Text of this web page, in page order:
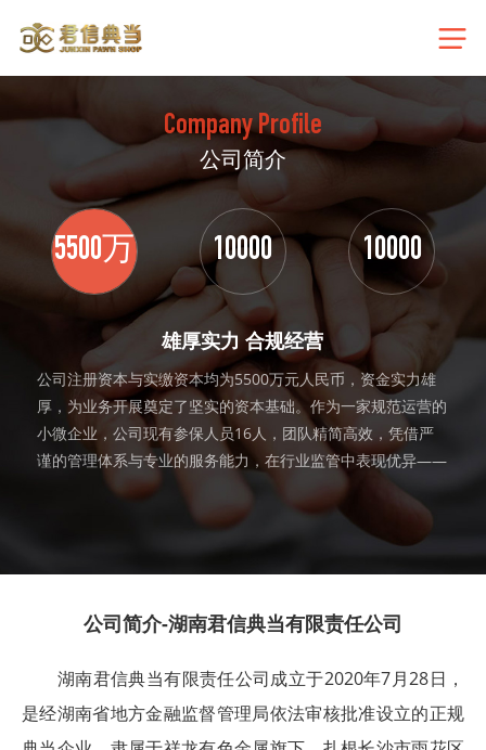
Company Profile
公司简介
5500万 10000 10000
雄厚实力 合规经营
公司注册资本与实缴资本均为5500万元人民币，资金实力雄
厚，为业务开展奠定了坚实的资本基础。作为一家规范运营的
小微企业，公司现有参保人员16人，团队精简高效，凭借严
谨的管理体系与专业的服务能力，在行业监管中表现优异——
2023年度通过湖南省典当行分类监管评级暨年审，获评A类企
业，跻身全省优质典当行行列，充分彰显了监管部门对公司合
规经营、风险管控能力的高度认可。公司已完成网站备案(湘
公司简介-湖南君信典当有限责任公司
湖南君信典当有限责任公司成立于2020年7月28日，
是经湖南省地方金融监督管理局依法审核批准设立的正规